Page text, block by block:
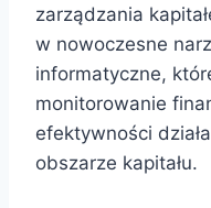
zarządzania
w nowoczesne
informatyczne,
monitorowanie
efektywności
obszarze kapitału.